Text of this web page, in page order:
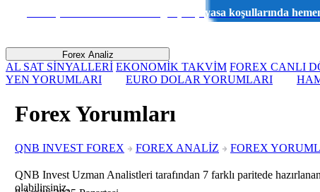
Sanal para ile risk almadan gerçek piyasa koşullarında
Forex Analiz
AL SAT SİNYALLERİ EKONOMİK TAKVİM FOREX CANLI
YEN YORUMLARI
EURO DOLAR YORUMLARI
Forex Yorumları
QNB INVEST FOREX FOREX ANALİZ FOREX
QNB Invest Uzman Analistleri tarafından 7 farklı paritede
olabilirsiniz.